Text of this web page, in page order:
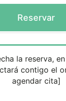
Reservar
la reserva,
contigo el
agendar cita]